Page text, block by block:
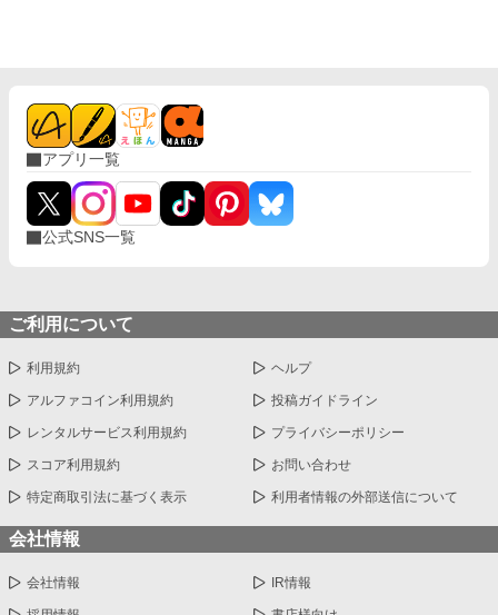
アプリ一覧
公式SNS一覧
ご利用について
利用規約 ヘルプ
アルファコイン利用規約 投稿ガイドライン
レンタルサービス利用規約 プライバシーポリシー
スコア利用規約 お問い合わせ
特定商取引法に基づく表示 利用者情報の外部送信について
会社情報
会社情報 IR情報